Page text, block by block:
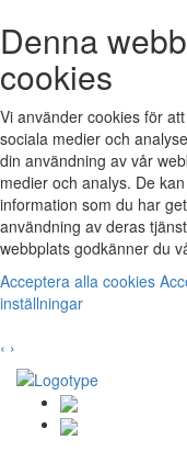
Denna
cookies
Vi använder cookies för
sociala medier och
din användning av vår
medier och analys. De
information som du har
användning av deras
webbplats godkänner du
Acceptera alla cookies
inställningar
‹ ›